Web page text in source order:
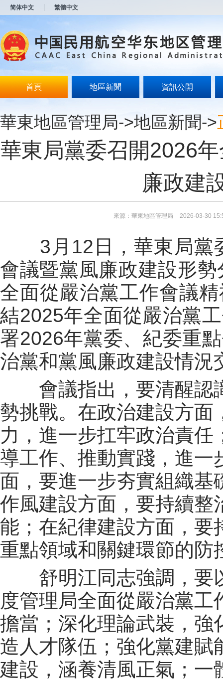
简体中文 繁體中文
首頁 地區新聞 資訊公開
華東地區管理局->地區新聞->
華東局黨委召開2026
廉政建
來源：華東地區管理局 2026-03-30
3月12日，華東局黨
會議暨黨風廉政建設形
全面從嚴治黨工作會議
結2025年全面從嚴治黨
署2026年黨委、紀委重
治黨和黨風廉政建設情況
會議指出，要清醒認
勢挑戰。在政治建設方面
力，進一步扛牢政治責
導工作、推動實踐，進一
面，要進一步夯實組織基
作風建設方面，要持續整
能；在紀律建設方面，要
重點領域和關鍵環節的防
舒明江同志強調，要
度管理局全面從嚴治黨
擔當；深化理論武裝，強
造人才隊伍；強化黨建賦
建設，涵養清風正氣；一
开
无
障
说
明
Alt
加
浪
键
模